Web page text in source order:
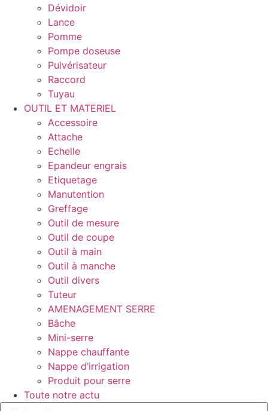
Dévidoir
Lance
Pomme
Pompe doseuse
Pulvérisateur
Raccord
Tuyau
OUTIL ET MATERIEL
Accessoire
Attache
Echelle
Epandeur engrais
Etiquetage
Manutention
Greffage
Outil de mesure
Outil de coupe
Outil à main
Outil à manche
Outil divers
Tuteur
AMENAGEMENT SERRE
Bâche
Mini-serre
Nappe chauffante
Nappe d’irrigation
Produit pour serre
Toute notre actu